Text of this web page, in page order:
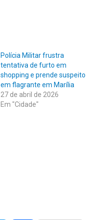
Polícia Militar frustra
tentativa de furto em
shopping e prende suspeito
em flagrante em Marília
27 de abril de 2026
Em "Cidade"